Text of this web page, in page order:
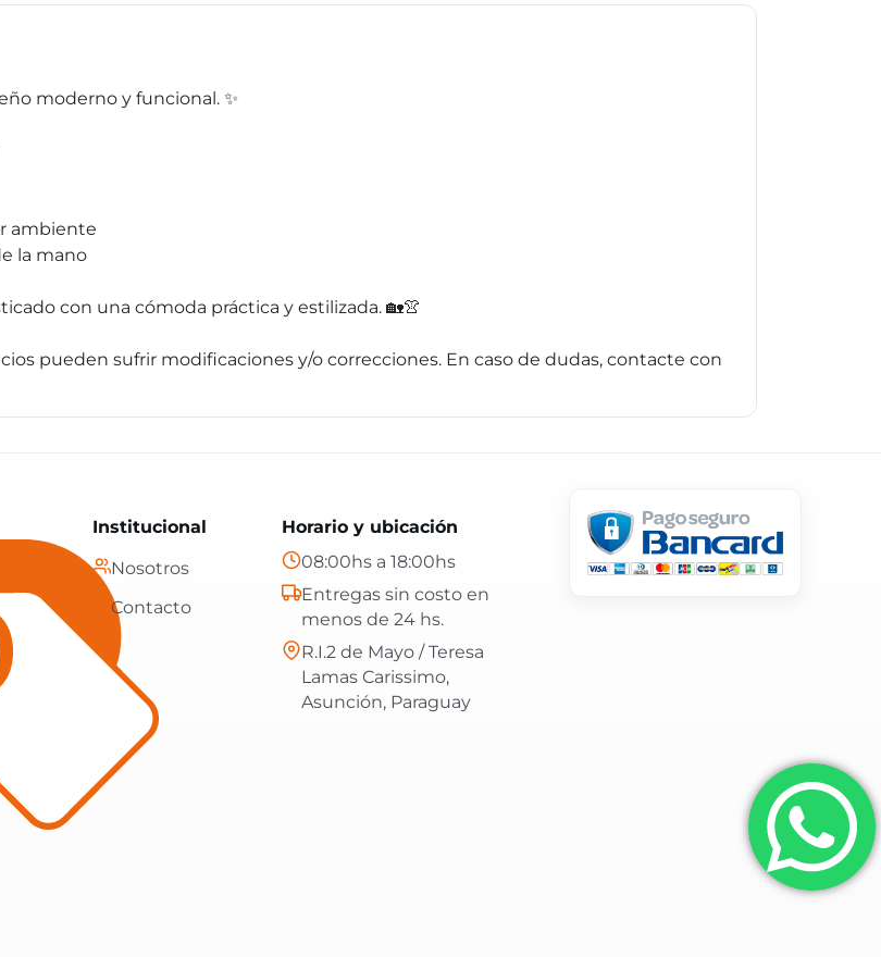
moderno y funcional. ✨
ambiente
la mano
con una cómoda práctica y estilizada. 🏡👚
pueden sufrir modificaciones y/o correcciones. En caso de dudas, contacte con
tecnología, hogar y más, con envíos gratis en 24 hs y atención confiable.
Institucional
Nosotros
Contacto
Horario y ubicación
08:00hs a 18:00hs
Entregas sin costo en
menos de 24 hs.
R.I.2 de Mayo / Teresa
Lamas Carissimo,
Asunción, Paraguay